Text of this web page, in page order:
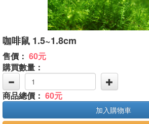
咖啡鼠 1.5~1.8cm
售價： 60元
購買數量：
商品總價： 60元
加入購物車